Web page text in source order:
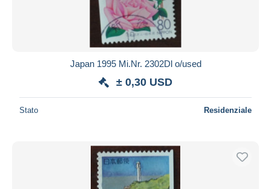
Japan 1995 Mi.Nr. 2302Dl o/used
± 0,30 USD
Stato Residenziale